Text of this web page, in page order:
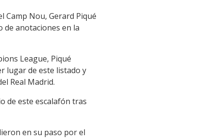
Camp Nou, Gerard Piqué
de anotaciones en la
League, Piqué
lugar de este listado y
Real Madrid.
de este escalafón tras
en su paso por el